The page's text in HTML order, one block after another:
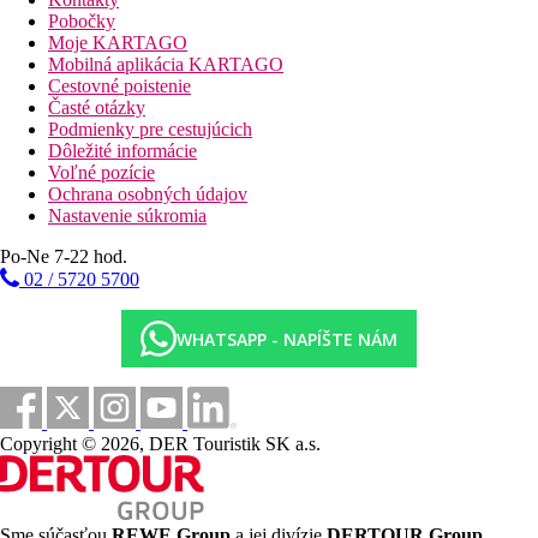
Vzdialenosti
36 km
Vzdialenosť od najbližšieho letiska
Pláž
Plážová dovolenka
bazény
Ležadlá a slnečníky pri bazéne zadarmo
Bar pri bazéne
Fotogaléria
Pobočky
Moje KARTAGO
Mobilná aplikácia KARTAGO
Cestovné poistenie
Časté otázky
Podmienky pre cestujúcich
Dôležité informácie
Voľné pozície
Ochrana osobných údajov
Nastavenie súkromia
Po-Ne 7-22 hod.
02 / 5720 5700
WHATSAPP - NAPÍŠTE NÁM
Copyright © 2026, DER Touristik SK a.s.